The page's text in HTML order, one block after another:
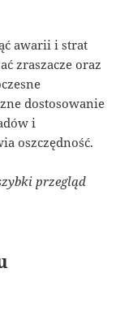
awarii i strat
zraszacze oraz
dostosowanie
i
oszczędność.
przegląd